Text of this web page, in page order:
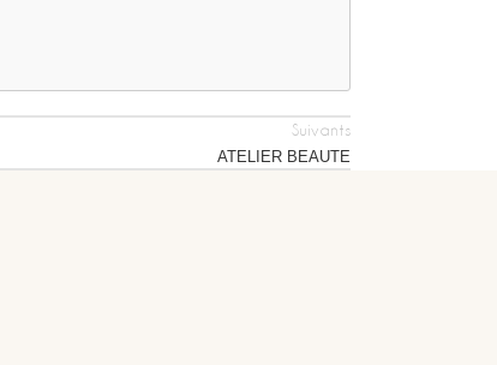
Suivants
ATELIER BEAUTE